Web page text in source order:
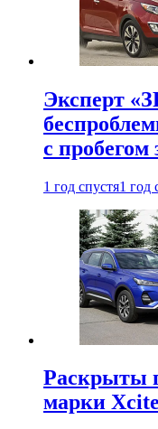
Эксперт
с пробегом
1 год спустя1 год
Раскрыты
марки Xcite